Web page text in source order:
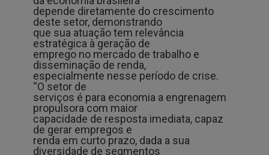
depende diretamente do crescimento
deste setor, demonstrando
que sua atuação tem relevância
estratégica à geração de
emprego no mercado de trabalho e
disseminação de renda,
especialmente nesse período de crise.
“O setor de
serviços é para economia a engrenagem
propulsora com maior
capacidade de resposta imediata, capaz
de gerar empregos e
renda em curto prazo, dada a sua
diversidade de segmentos